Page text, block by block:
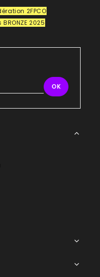
2FPCO
2025